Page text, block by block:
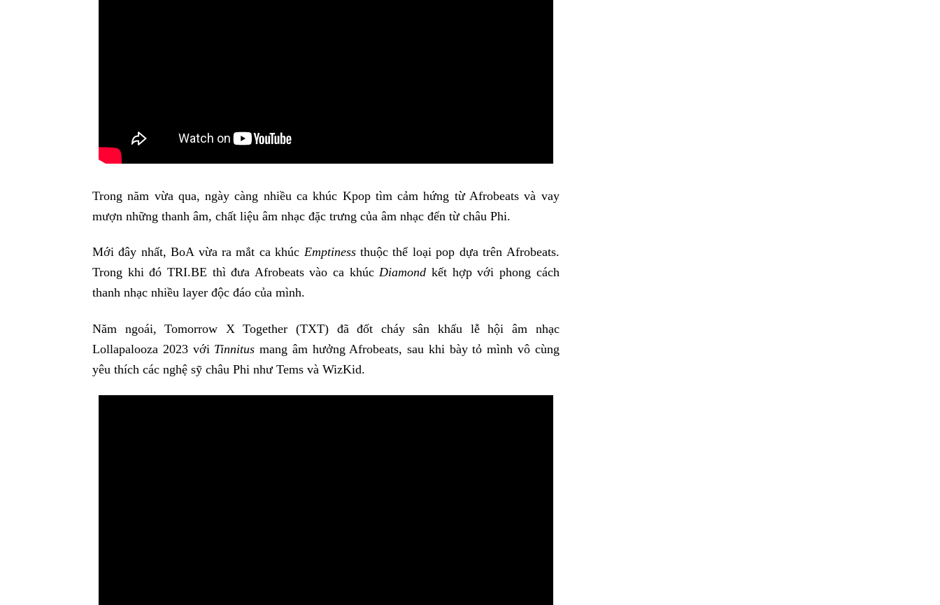
Trong năm vừa qua, ngày càng nhiều ca khúc Kpop tìm cảm hứng từ Afrobeats và vay
mượn những thanh âm, chất liệu âm nhạc đặc trưng của âm nhạc đến từ châu Phi.
Mới đây nhất, BoA vừa ra mắt ca khúc Emptinessthuộc thể loại pop dựa trên Afrobeats.
Trong khi đó TRI.BE thì đưa Afrobeats vào ca khúcDiamond kết hợp với phong cách
thanh nhạc nhiều layer độc đáo của mình.
Năm ngoái, Tomorrow X Together (TXT) đã đốt cháy sân khấu lễ hội âm nhạc
Lollapalooza 2023 với Tinnitus mang âm hưởng Afrobeats, sau khi bày tỏ mình vô cùng
yêu thích các nghệ sỹ châu Phi như Tems và WizKid.